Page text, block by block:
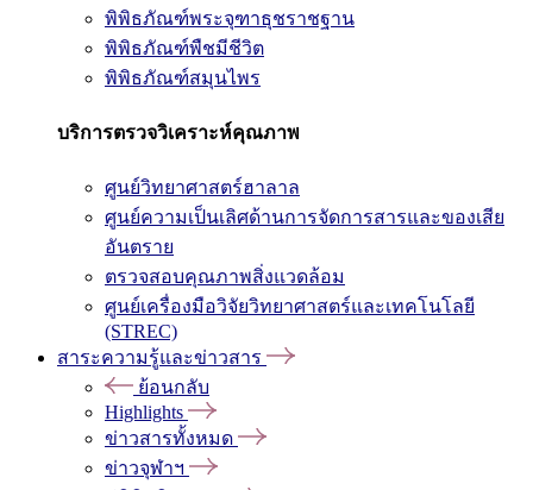
พิพิธภัณฑ์พระจุฑาธุชราชฐาน
พิพิธภัณฑ์พืชมีชีวิต
พิพิธภัณฑ์สมุนไพร
บริการตรวจวิเคราะห์คุณภาพ
ศูนย์วิทยาศาสตร์ฮาลาล
ศูนย์ความเป็นเลิศด้านการจัดการสารและของเสีย
อันตราย
ตรวจสอบคุณภาพสิ่งแวดล้อม
ศูนย์เครื่องมือวิจัยวิทยาศาสตร์และเทคโนโลยี
(STREC)
สาระความรู้และข่าวสาร
ย้อนกลับ
Highlights
ข่าวสารทั้งหมด
ข่าวจุฬาฯ